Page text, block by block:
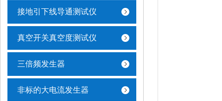
接地引下线导通测试仪
真空开关真空度测试仪
三倍频发生器
非标的大电流发生器